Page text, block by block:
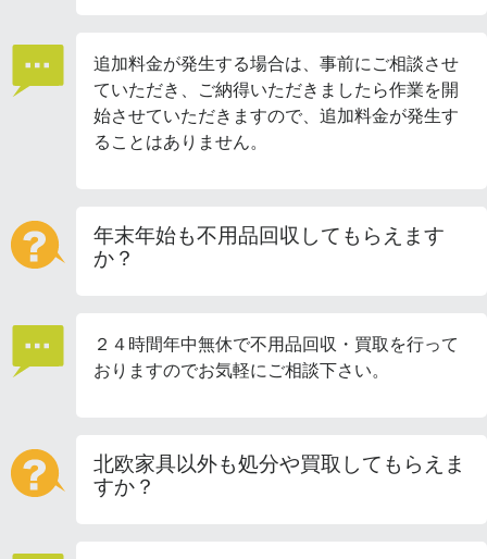
追加料金が発生する場合は、事前にご相談させ
ていただき、ご納得いただきましたら作業を開
始させていただきますので、追加料金が発生す
ることはありません。
年末年始も不用品回収してもらえます
か？
２４時間年中無休で不用品回収・買取を行って
おりますのでお気軽にご相談下さい。
北欧家具以外も処分や買取してもらえま
すか？